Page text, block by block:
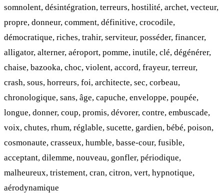
somnolent, désintégration, terreurs, hostilité, archet, vecteur,
propre, donneur, comment, définitive, crocodile,
démocratique, riches, trahir, serviteur, posséder, financer,
alligator, alterner, aéroport, pomme, inutile, clé, dégénérer,
chaise, bazooka, choc, violent, accord, frayeur, terreur,
crash, sous, horreurs, foi, architecte, sec, corbeau,
chronologique, sans, âge, capuche, enveloppe, poupée,
longue, donner, coup, promis, dévorer, contre, embuscade,
voix, chutes, rhum, réglable, sucette, gardien, bébé, poison,
cosmonaute, crasseux, humble, basse-cour, fusible,
acceptant, dilemme, nouveau, gonfler, périodique,
malheureux, tristement, cran, citron, vert, hypnotique,
aérodynamique